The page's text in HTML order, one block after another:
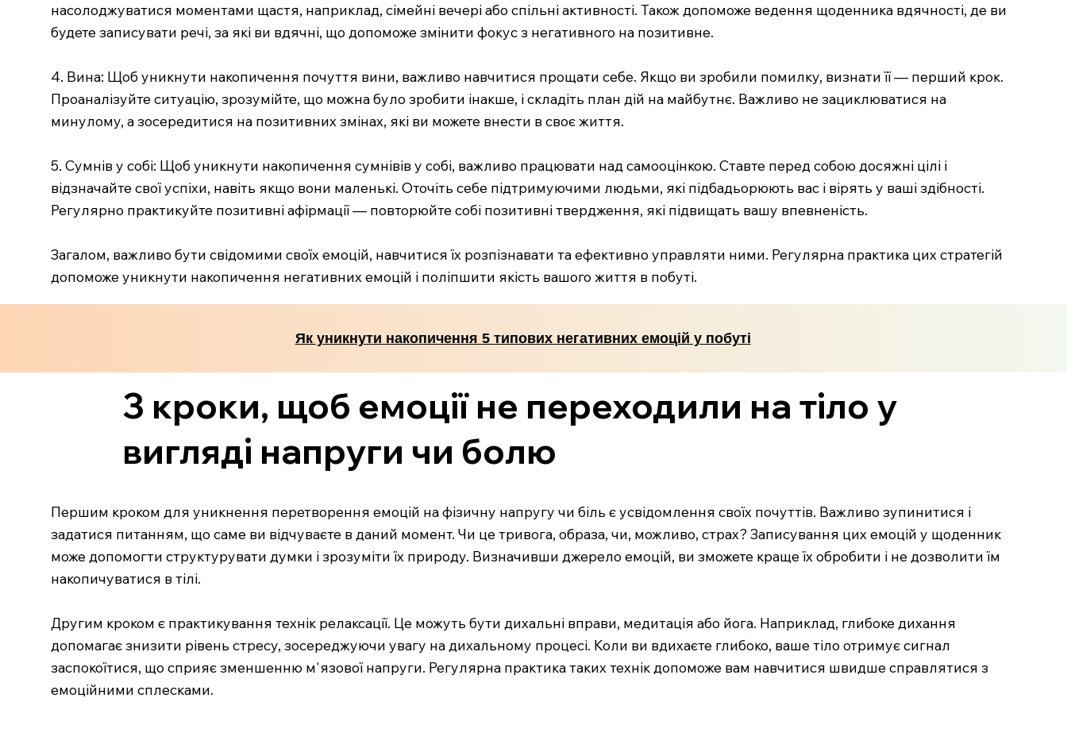
насолоджуватися моментами щастя, наприклад, сімейні вечері або спільні активності. Також допоможе ведення щоденника вдячності, де ви
будете записувати речі, за які ви вдячні, що допоможе змінити фокус з негативного на позитивне.
4. Вина: Щоб уникнути накопичення почуття вини, важливо навчитися прощати себе. Якщо ви зробили помилку, визнати її — перший крок.
Проаналізуйте ситуацію, зрозумійте, що можна було зробити інакше, і складіть план дій на майбутнє. Важливо не зациклюватися на
минулому, а зосередитися на позитивних змінах, які ви можете внести в своє життя.
5. Сумнів у собі: Щоб уникнути накопичення сумнівів у собі, важливо працювати над самооцінкою. Ставте перед собою досяжні цілі і
відзначайте свої успіхи, навіть якщо вони маленькі. Оточіть себе підтримуючими людьми, які підбадьорюють вас і вірять у ваші здібності.
Регулярно практикуйте позитивні афірмації — повторюйте собі позитивні твердження, які підвищать вашу впевненість.
Загалом, важливо бути свідомими своїх емоцій, навчитися їх розпізнавати та ефективно управляти ними. Регулярна практика цих стратегій
допоможе уникнути накопичення негативних емоцій і поліпшити якість вашого життя в побуті.
Як уникнути накопичення 5 типових негативних емоцій у побуті
3 кроки, щоб емоції не переходили на тіло у
вигляді напруги чи болю
Першим кроком для уникнення перетворення емоцій на фізичну напругу чи біль є усвідомлення своїх почуттів. Важливо зупинитися і
задатися питанням, що саме ви відчуваєте в даний момент. Чи це тривога, образа, чи, можливо, страх? Записування цих емоцій у щоденник
може допомогти структурувати думки і зрозуміти їх природу. Визначивши джерело емоцій, ви зможете краще їх обробити і не дозволити їм
накопичуватися в тілі.
Другим кроком є практикування технік релаксації. Це можуть бути дихальні вправи, медитація або йога. Наприклад, глибоке дихання
допомагає знизити рівень стресу, зосереджуючи увагу на дихальному процесі. Коли ви вдихаєте глибоко, ваше тіло отримує сигнал
заспокоїтися, що сприяє зменшенню м'язової напруги. Регулярна практика таких технік допоможе вам навчитися швидше справлятися з
емоційними сплесками.